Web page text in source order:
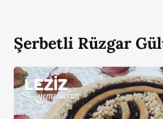
Şerbetli Rüzgar